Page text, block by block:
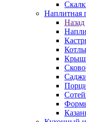
Наплитная
Назад
Котлы